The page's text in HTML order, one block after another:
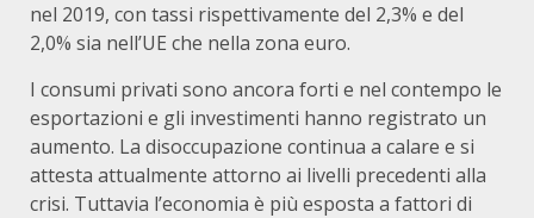
nel 2019, con tassi rispettivamente del 2,3% e del
2,0% sia nell’UE che nella zona euro.
I consumi privati sono ancora forti e nel contempo le
esportazioni e gli investimenti hanno registrato un
aumento. La disoccupazione continua a calare e si
attesta attualmente attorno ai livelli precedenti alla
crisi. Tuttavia l’economia è più esposta a fattori di